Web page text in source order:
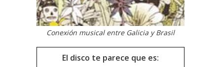
Conexión musical entre Galicia y Brasil
El disco te parece que es: